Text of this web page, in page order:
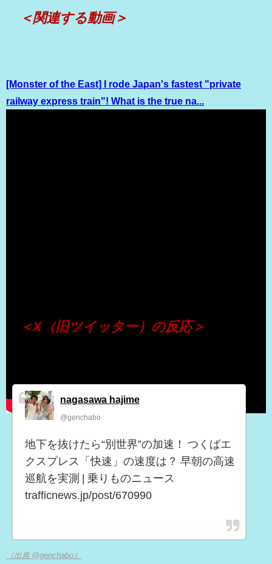
＜関連する動画＞
[Monster of the East] I rode Japan's fastest "private
railway express train"! What is the true na...
＜X（旧ツイッター）の反応＞
nagasawa hajime
@genchabo
地下を抜けたら“別世界”の加速！ つくばエ
クスプレス「快速」の速度は？ 早朝の高速
巡航を実測 | 乗りものニュース
trafficnews.jp/post/670990
（出典 @genchabo）